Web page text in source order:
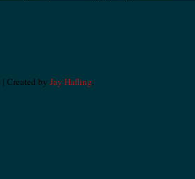
Created by Jay Hafling.